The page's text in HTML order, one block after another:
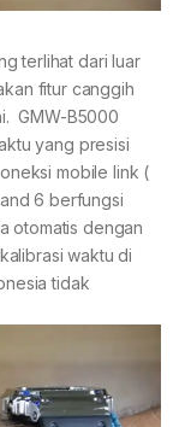
terlihat dari luar
fitur canggih
GMW-B5000
yang presisi
mobile link (
6 berfungsi
otomatis dengan
waktu di
tidak